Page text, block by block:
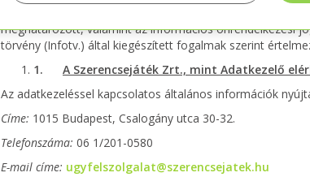
Azok az adatvédelmi kifejezések, amelyek a jelen
meghatározott, valamint az információs önrendelkezési
törvény (Infotv.) által kiegészített fogalmak szerint
1. A Szerencsejáték Zrt., mint Adatkezelő
Az adatkezeléssel kapcsolatos általános információk
Címe: 1015 Budapest, Csalogány utca 30-32.
Telefonszáma: 06 1/201-0580
E-mail címe: ugyfelszolgalat@szerencsejatek.hu